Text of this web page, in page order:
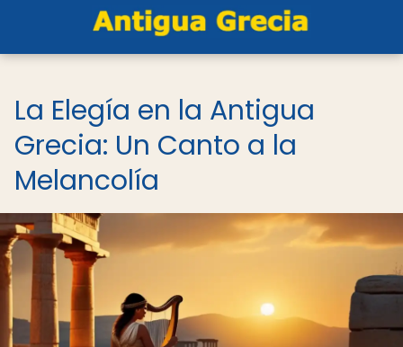
La Elegía en la Antigua
Grecia: Un Canto a la
Melancolía